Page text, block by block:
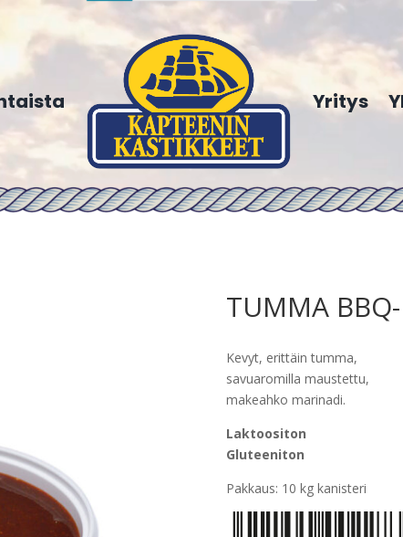
Yritys
TUMMA
Kevyt, erittäin tumma,
savuaromilla maustettu,
makeahko marinadi.
Laktoositon
Gluteeniton
Pakkaus: 10 kg kanisteri